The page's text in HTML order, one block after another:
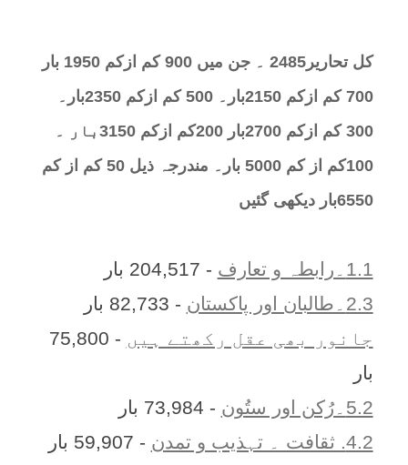
کل تحارير2485 ۔ جن میں 900 کم ازکم 1950 بار
700 کم ازکم 2150بار۔ 500 کم ازکم 2350بار۔
300 کم ازکم 2700بار 200کم ازکم 3150بار ۔
100کم از کم 5000 بار۔ مندرجہ ذیل 50 کم از کم
6550بار دیکھی گئیں
1.1۔رابطہ و تعارف
- 204,517 بار
2.3۔طالبان اور پاکستان
- 82,733 بار
جانور بھی عقل رکھتے ہیں
- 75,800
بار
5.2۔رُکن اور ستُون
- 73,984 بار
4.2. ثقافت ۔ تہذیب و تمدن
- 59,907 بار